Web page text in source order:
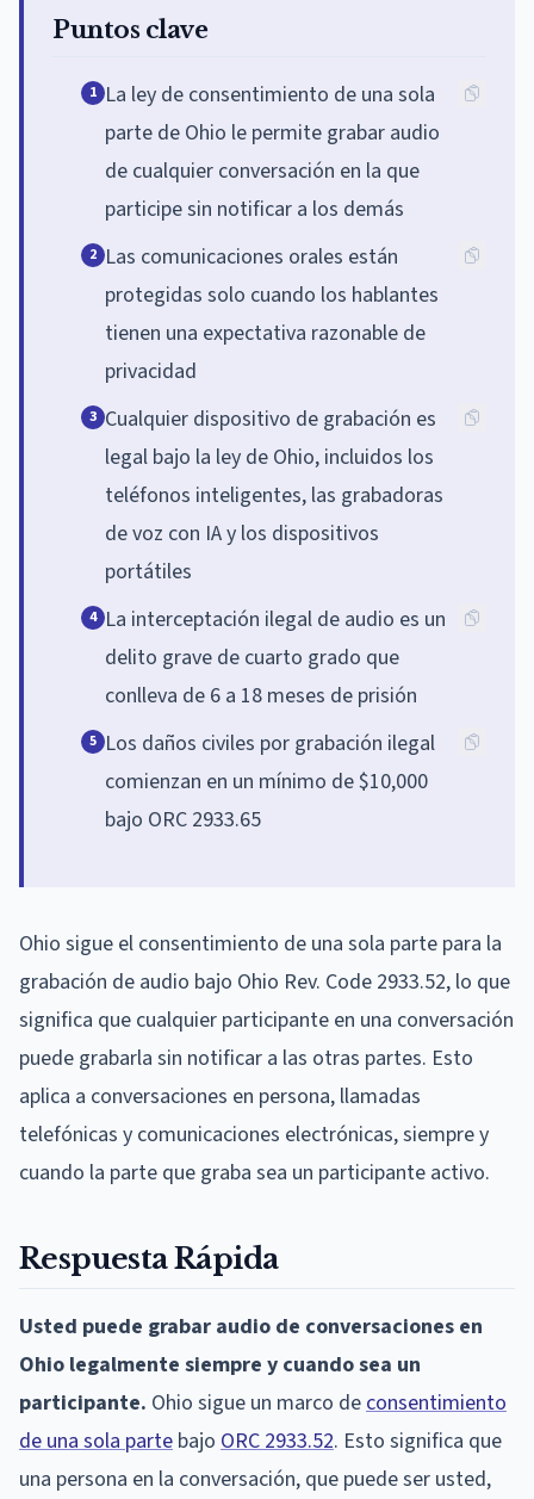
Puntos clave
1 La ley de consentimiento de una sola
parte de Ohio le permite grabar audio
de cualquier conversación en la que
participe sin notificar a los demás
2 Las comunicaciones orales están
protegidas solo cuando los hablantes
tienen una expectativa razonable de
privacidad
3 Cualquier dispositivo de grabación es
legal bajo la ley de Ohio, incluidos los
teléfonos inteligentes, las grabadoras
de voz con IA y los dispositivos
portátiles
4 La interceptación ilegal de audio es un
delito grave de cuarto grado que
conlleva de 6 a 18 meses de prisión
5 Los daños civiles por grabación ilegal
comienzan en un mínimo de $10,000
bajo ORC 2933.65
Ohio sigue el consentimiento de una sola parte para la
grabación de audio bajo Ohio Rev. Code 2933.52, lo que
significa que cualquier participante en una conversación
puede grabarla sin notificar a las otras partes. Esto
aplica a conversaciones en persona, llamadas
telefónicas y comunicaciones electrónicas, siempre y
cuando la parte que graba sea un participante activo.
Respuesta Rápida
Usted puede grabar audio de conversaciones en
Ohio legalmente siempre y cuando sea un
participante. Ohio sigue un marco de consentimiento
de una sola parte bajo ORC 2933.52. Esto significa que
una persona en la conversación, que puede ser usted,